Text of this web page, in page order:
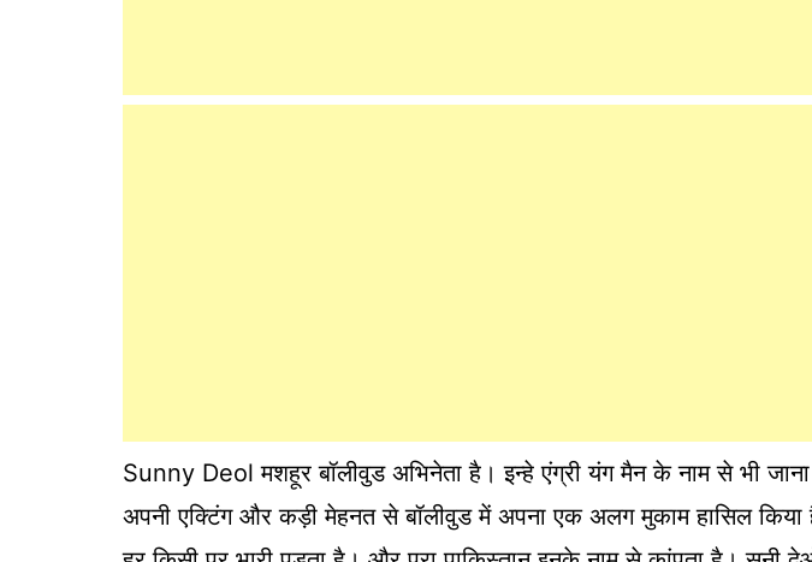
Sunny Deol मशहूर बॉलीवुड अभिनेता है। इन्हे एंग्री यंग मैन के नाम से भी
अपनी एक्टिंग और कड़ी मेहनत से बॉलीवुड में अपना एक अलग मुकाम हासिल किया